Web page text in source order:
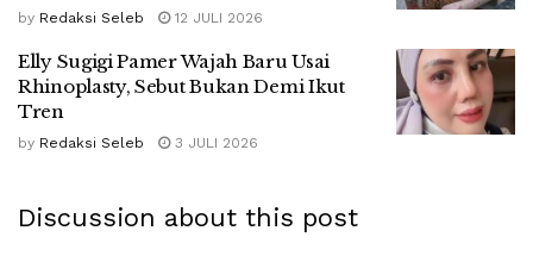
by Redaksi Seleb 12 JULI 2026
Elly Sugigi Pamer Wajah Baru Usai
Rhinoplasty, Sebut Bukan Demi Ikut
Tren
by Redaksi Seleb 3 JULI 2026
Discussion about this post